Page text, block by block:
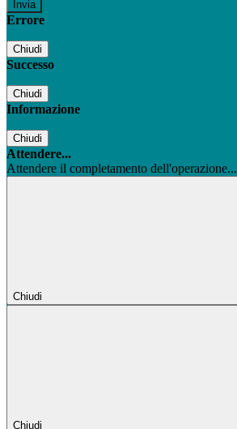
Errore
Chiudi
Successo
Chiudi
Informazione
Chiudi
Attendere...
Attendere il completamento dell'operazione...
Chiudi
Chiudi